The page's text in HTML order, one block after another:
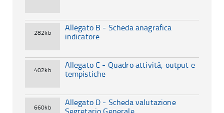
282kb
Allegato B - Scheda anagrafica
indicatore
402kb
Allegato C - Quadro attività, output e
tempistiche
660kb
Allegato D - Scheda valutazione